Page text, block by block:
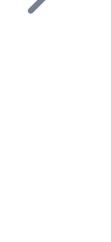
ecosistema.
ecosistema.